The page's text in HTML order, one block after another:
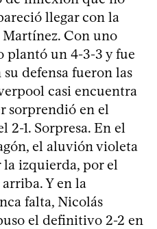
llegar con la
Con uno
plantó un 4-3-3 y fue
defensa fueron las
casi encuentra
sorprendió en el
2-1. Sorpresa. En el
el aluvión violeta
izquierda, por el
Y en la
falta, Nicolás
el definitivo 2-2 en